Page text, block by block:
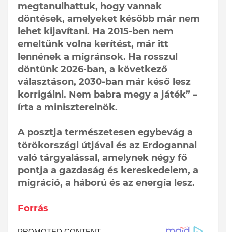
megtanulhattuk, hogy vannak
döntések, amelyeket később már nem
lehet kijavítani. Ha 2015-ben nem
emeltünk volna kerítést, már itt
lennének a migránsok. Ha rosszul
döntünk 2026-ban, a következő
választáson, 2030-ban már késő lesz
korrigálni. Nem babra megy a játék” –
írta a miniszterelnök.
A posztja természetesen egybevág a
törökországi útjával és az Erdogannal
való tárgyalással, amelynek négy fő
pontja a gazdaság és kereskedelem, a
migráció, a háború és az energia lesz.
Forrás